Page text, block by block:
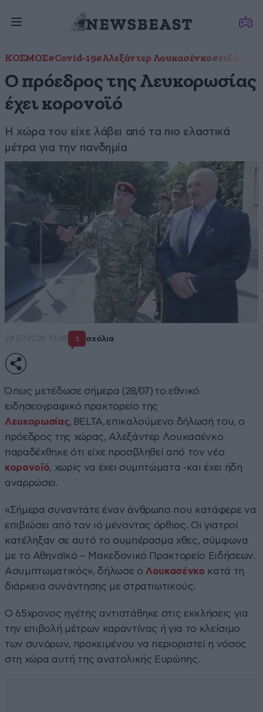
ΚΟΣΜΟΣ#Covid-19#Αλεξάντερ Λουκασένκο#ειδήσεις
Ο πρόεδρος της Λευκορωσίας
έχει κορονοϊό
Η χώρα του είχε λάβει από τα πιο ελαστικά
μέτρα για την πανδημία
28·07·2020 19:38 3 σχόλια
Όπως μετέδωσε σήμερα (28/07) το εθνικό
ειδησεογραφικό πρακτορείο της
Λευκορωσίας, BELTA, επικαλούμενο δήλωσή του, ο
πρόεδρος της χώρας, Αλεξάντερ Λουκασένκο
παραδέχθηκε ότι είχε προσβληθεί από τον νέο
κορονοϊό, χωρίς να έχει συμπτώματα -και έχει ήδη
αναρρώσει.
«Σήμερα συναντάτε έναν άνθρωπο που κατάφερε να
επιβιώσει από τον ιό μένοντας όρθιος. Οι γιατροί
κατέληξαν σε αυτό το συμπέρασμα χθες, σύμφωνα
με το Αθηναϊκό – Μακεδονικό Πρακτορείο Ειδήσεων.
Ασυμπτωματικός», δήλωσε ο Λουκασένκο κατά τη
διάρκεια συνάντησης με στρατιωτικούς.
Ο 65χρονος ηγέτης αντιστάθηκε στις εκκλήσεις για
την επιβολή μέτρων καραντίνας ή για το κλείσιμο
των συνόρων, προκειμένου να περιοριστεί η νόσος
στη χώρα αυτή της ανατολικής Ευρώπης.